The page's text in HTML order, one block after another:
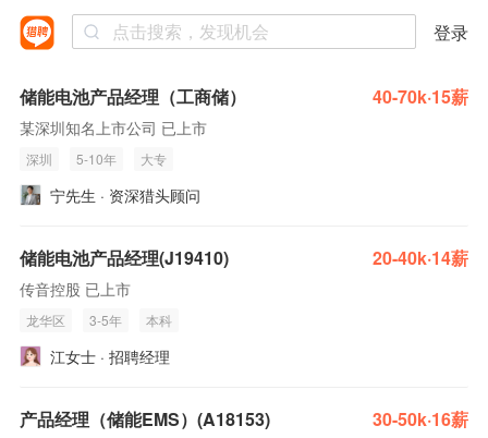
登录
储能电池产品经理（工商储） 40-70k·15薪
某深圳知名上市公司 已上市
深圳 5-10年 大专
宁先生 · 资深猎头顾问
储能电池产品经理(J19410) 20-40k·14薪
传音控股 已上市
龙华区 3-5年 本科
江女士 · 招聘经理
产品经理（储能EMS）(A18153) 30-50k·16薪